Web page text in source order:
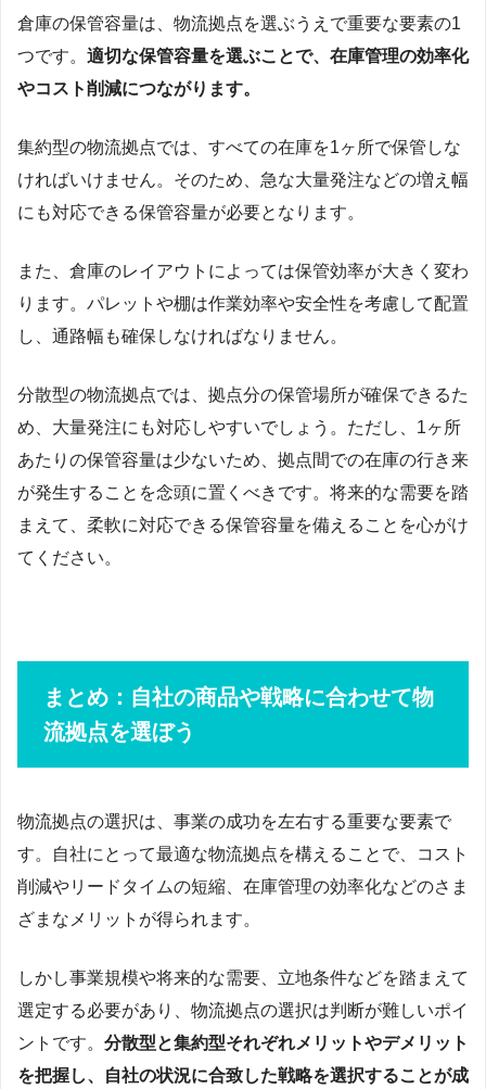
倉庫の保管容量は、物流拠点を選ぶうえで重要な要素の1
つです。 適切な保管容量を選ぶことで、在庫管理の効率化
やコスト削減につながります。
集約型の物流拠点では、すべての在庫を1ヶ所で保管しな
ければいけません。そのため、急な大量発注などの増え幅
にも対応できる保管容量が必要となります。
また、倉庫のレイアウトによっては保管効率が大きく変わ
ります。パレットや棚は作業効率や安全性を考慮して配置
し、通路幅も確保しなければなりません。
分散型の物流拠点では、拠点分の保管場所が確保できるた
め、大量発注にも対応しやすいでしょう。ただし、1ヶ所
あたりの保管容量は少ないため、拠点間での在庫の行き来
が発生することを念頭に置くべきです。将来的な需要を踏
まえて、柔軟に対応できる保管容量を備えることを心がけ
てください。
まとめ：自社の商品や戦略に合わせて物
流拠点を選ぼう
物流拠点の選択は、事業の成功を左右する重要な要素で
す。自社にとって最適な物流拠点を構えることで、コスト
削減やリードタイムの短縮、在庫管理の効率化などのさま
ざまなメリットが得られます。
しかし事業規模や将来的な需要、立地条件などを踏まえて
選定する必要があり、物流拠点の選択は判断が難しいポイ
ントです。 分散型と集約型それぞれメリットやデメリット
を把握し、自社の状況に合致した戦略を選択することが成